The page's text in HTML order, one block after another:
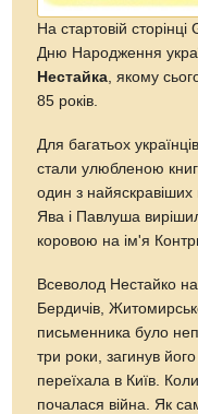
На стартовій
Дню Народження
Нестайка , якому
85 років.
Для багатьох
стали улюбленою
один з найяскравіших
Ява і Павлуша
коровою на ім'я
Всеволод Нестайко
Бердичів,
письменника було
три роки, загинув
переїхала в Київ.
почалася війна. Як